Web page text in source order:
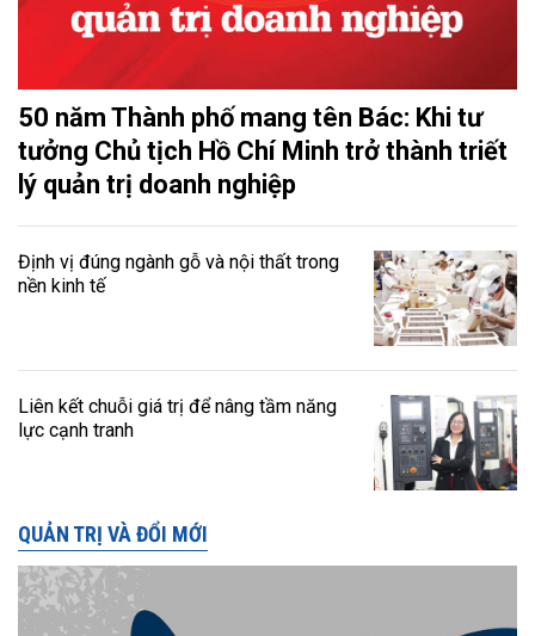
50 năm Thành phố mang tên Bác: Khi tư
tưởng Chủ tịch Hồ Chí Minh trở thành triết
lý quản trị doanh nghiệp
Định vị đúng ngành gỗ và nội thất trong
nền kinh tế
Liên kết chuỗi giá trị để nâng tầm năng
lực cạnh tranh
QUẢN TRỊ VÀ ĐỔI MỚI